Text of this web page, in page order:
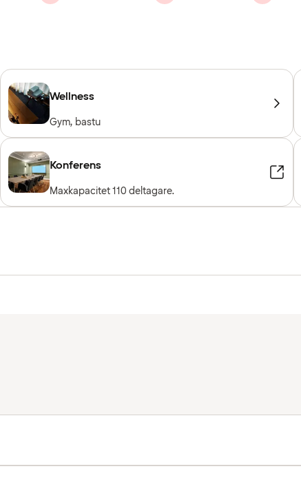
Wellness
Gym, bastu
Konferens
Maxkapacitet 110 deltagare.